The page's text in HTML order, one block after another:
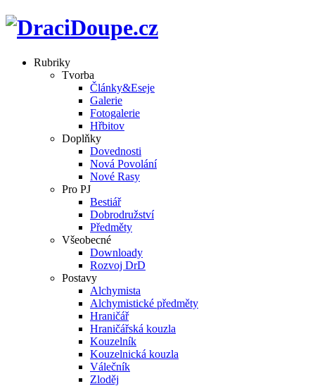
Rubriky
Tvorba
Články&Eseje
Galerie
Fotogalerie
Hřbitov
Doplňky
Dovednosti
Nová Povolání
Nové Rasy
Pro PJ
Bestiář
Dobrodružství
Předměty
Všeobecné
Downloady
Rozvoj DrD
Postavy
Alchymista
Alchymistické předměty
Hraničář
Hraničářská kouzla
Kouzelník
Kouzelnická kouzla
Válečník
Zloděj